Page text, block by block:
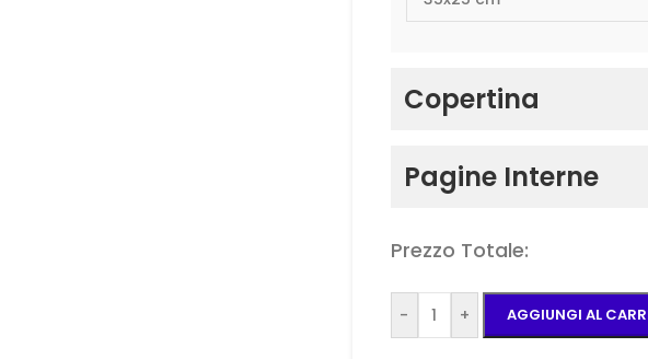
Copertina
Pagine Interne
Prezzo Album _ 35x25
Prezzo Totale:
- + AGGIUNGI AL